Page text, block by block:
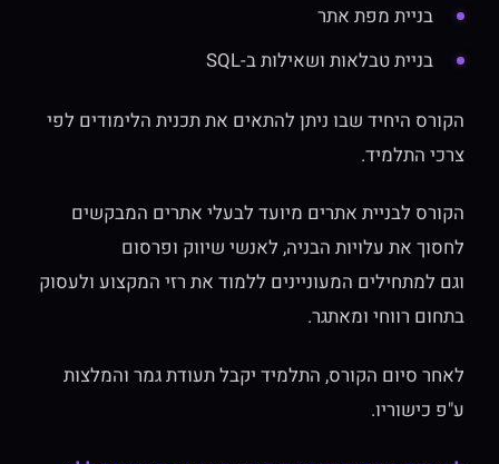
בניית מפת אתר
בניית טבלאות ושאילות ב-SQL
הקורס היחיד שבו ניתן להתאים את תכנית הלימודים לפי
צרכי התלמיד.
הקורס לבניית אתרים מיועד לבעלי אתרים המבקשים
לחסוך את עלויות הבניה, לאנשי שיווק ופרסום
וגם למתחילים המעוניינים ללמוד את רזי המקצוע ולעסוק
בתחום רווחי ומאתגר.
לאחר סיום הקורס, התלמיד יקבל תעודת גמר והמלצות
ע"פ כישוריו.